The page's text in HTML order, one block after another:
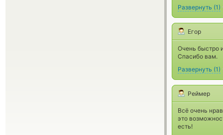
Развернуть (1)
Егор
Очень быстро
Спасибо вам.
Развернуть (1)
Реймер
Всё очень
это
есть!